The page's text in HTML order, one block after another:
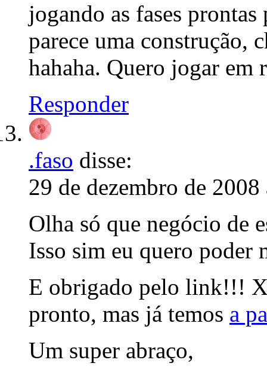
jogando as fases
parece uma construção,
hahaha. Quero jogar em
Responder
.faso disse:
29 de dezembro de 2008
Olha só que negócio de
Isso sim eu quero poder
E obrigado pelo link!!!
pronto, mas já temos a
Um super abraço,